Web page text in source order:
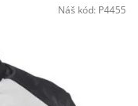
Náš kód: P4455